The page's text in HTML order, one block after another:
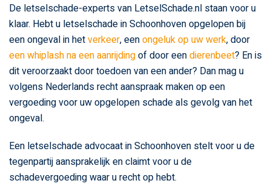
De letselschade-experts van LetselSchade.nl staan voor u
klaar. Hebt u letselschade in Schoonhoven opgelopen bij
een ongeval in hetverkeer, eenongeluk op uw werk, door
een whiplash na een aanrijdingof door eendierenbeet? En is
dit veroorzaakt door toedoen van een ander? Dan mag u
volgens Nederlands recht aanspraak maken op een
vergoeding voor uw opgelopen schade als gevolg van het
ongeval.
Een letselschade advocaat in Schoonhoven stelt voor u de
tegenpartij aansprakelijk en claimt voor u de
schadevergoeding waar u recht op hebt.